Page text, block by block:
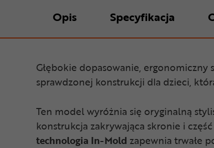
Opis Specyfikacja
Głębokie dopasowanie,
sprawdzonej konstrukcji dla dzieci,
Ten model wyróżnia się oryginalną
konstrukcja zakrywająca skronie i
technologia In-Mold zapewnia trwałe